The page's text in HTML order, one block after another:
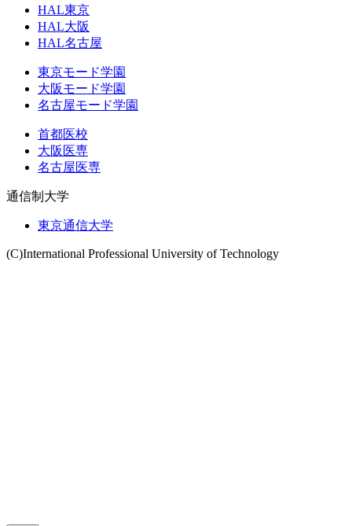
HAL東京
HAL大阪
HAL名古屋
東京モード学園
大阪モード学園
名古屋モード学園
首都医校
大阪医専
名古屋医専
通信制大学
東京通信大学
(C)International Professional University of Technology